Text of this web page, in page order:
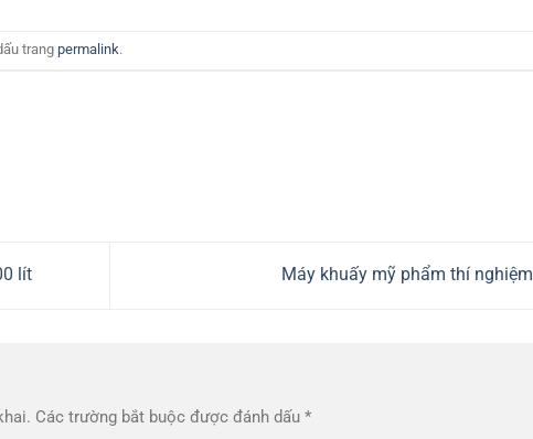
trang permalink.
lít Máy khuấy mỹ phẩm thí nghiệm
Các trường bắt buộc được đánh dấu *